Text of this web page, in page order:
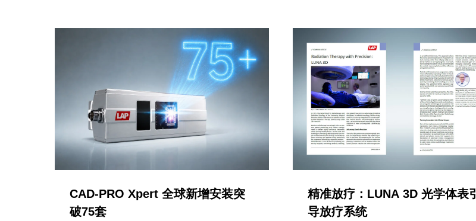
CAD-PRO Xpert 全球新增安装突
破75套
精准放疗：LUNA 3D 光学体表引
导放疗系统